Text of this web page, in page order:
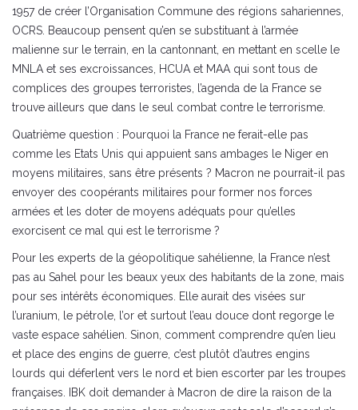
1957 de créer l’Organisation Commune des régions sahariennes,
OCRS. Beaucoup pensent qu’en se substituant à l’armée
malienne sur le terrain, en la cantonnant, en mettant en scelle le
MNLA et ses excroissances, HCUA et MAA qui sont tous de
complices des groupes terroristes, l’agenda de la France se
trouve ailleurs que dans le seul combat contre le terrorisme.
Quatrième question : Pourquoi la France ne ferait-elle pas
comme les Etats Unis qui appuient sans ambages le Niger en
moyens militaires, sans être présents ? Macron ne pourrait-il pas
envoyer des coopérants militaires pour former nos forces
armées et les doter de moyens adéquats pour qu’elles
exorcisent ce mal qui est le terrorisme ?
Pour les experts de la géopolitique sahélienne, la France n’est
pas au Sahel pour les beaux yeux des habitants de la zone, mais
pour ses intérêts économiques. Elle aurait des visées sur
l’uranium, le pétrole, l’or et surtout l’eau douce dont regorge le
vaste espace sahélien. Sinon, comment comprendre qu’en lieu
et place des engins de guerre, c’est plutôt d’autres engins
lourds qui déferlent vers le nord et bien escorter par les troupes
françaises. IBK doit demander à Macron de dire la raison de la